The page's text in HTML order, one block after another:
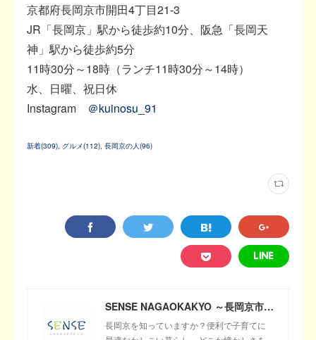
京都府長岡京市開田4丁目21-3
JR「長岡京」駅から徒歩約10分、阪急「長岡天
神」駅から徒歩約5分
11時30分～18時（ランチ11時30分～14時）
水、日曜、祝日休
Instagram ＠kuinosu_91
新着(309) グルメ(112) 長岡京の人(96)
SENSE NAGAOKAKYO ～長岡京市のサブサイト～
長岡京を知っていますか？便利で子育てに